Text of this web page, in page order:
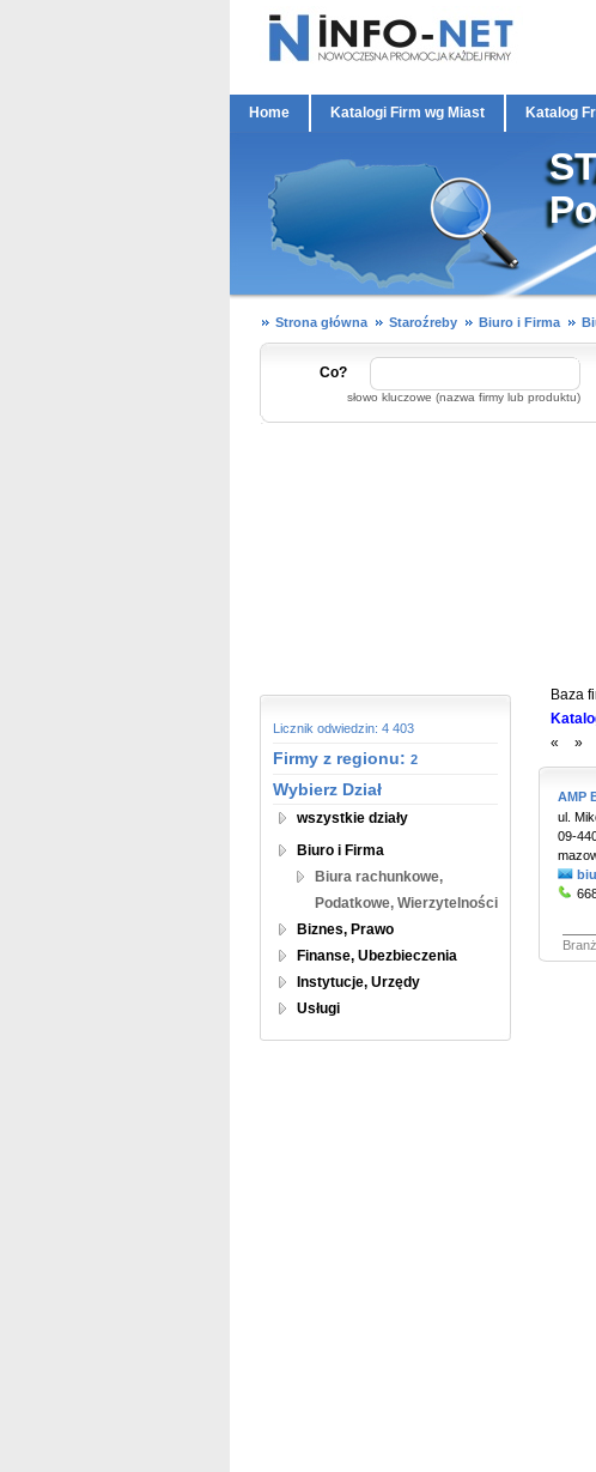
Home Katalogi Firm wg Miast Katalog
Strona główna Staroźreby Biuro i Firma
Co?
słowo kluczowe (nazwa firmy lub produktu)
Licznik odwiedzin: 4 403
Firmy z regionu: 2
Wybierz Dział
wszystkie działy
Biuro i Firma
Biura rachunkowe,
Podatkowe, Wierzytelności
Biznes, Prawo
Finanse, Ubezbieczenia
Instytucje, Urzędy
Usługi
Baza
«
»
AMP
ul.
09-